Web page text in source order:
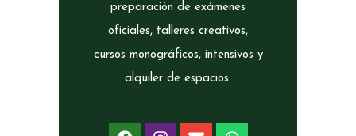
preparación de exámenes
oficiales, talleres creativos,
cursos monográficos, intensivos y
alquiler de espacios.